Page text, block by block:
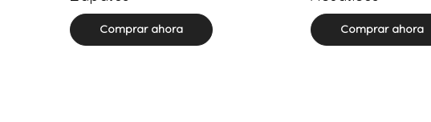
Comprar ahora Comprar ahora